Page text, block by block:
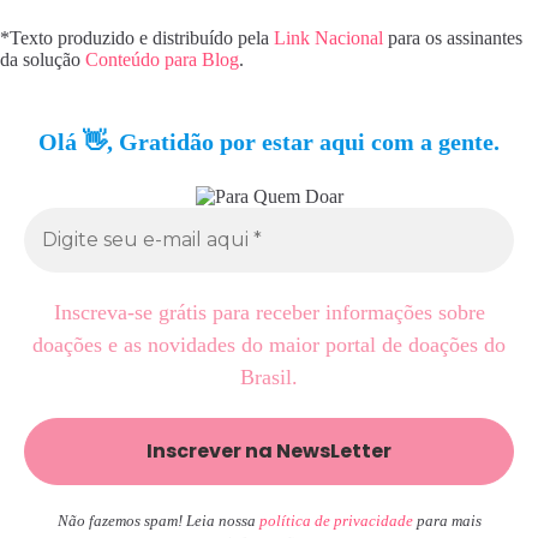
*Texto produzido e distribuído pela Link Nacional para os assinantes
da solução Conteúdo para Blog.
Olá 👋, Gratidão por estar aqui com a gente.
Inscreva-se grátis para receber informações sobre
doações e as novidades do maior portal de doações do
Brasil.
Não fazemos spam! Leia nossa política de privacidadepara mais